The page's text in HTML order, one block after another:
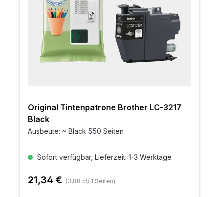
Original Tintenpatrone Brother LC-3217
Black
Ausbeute: ~ Black 550 Seiten
Sofort verfügbar, Lieferzeit: 1-3 Werktage
21,34 € (3,88 ct/ 1 Seiten)